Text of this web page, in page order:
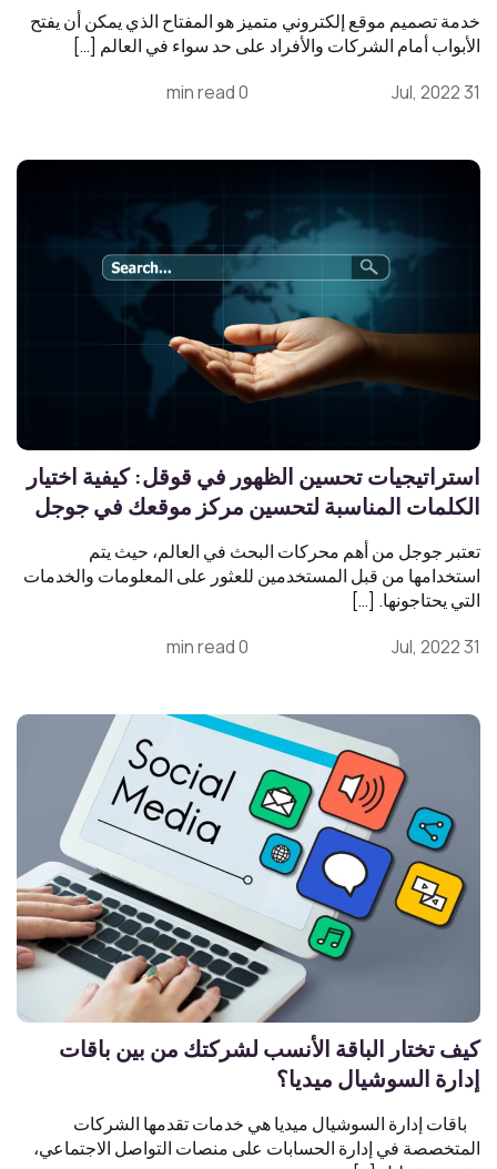
خدمة تصميم موقع إلكتروني متميز هو المفتاح الذي يمكن أن يفتح
الأبواب أمام الشركات والأفراد على حد سواء في العالم […]
31 Jul, 2022
0 min read
استراتيجيات تحسين الظهور في قوقل: كيفية اختيار
الكلمات المناسبة لتحسين مركز موقعك في جوجل
تعتبر جوجل من أهم محركات البحث في العالم، حيث يتم
استخدامها من قبل المستخدمين للعثور على المعلومات والخدمات
التي يحتاجونها. […]
31 Jul, 2022
0 min read
كيف تختار الباقة الأنسب لشركتك من بين باقات
إدارة السوشيال ميديا؟
باقات إدارة السوشيال ميديا هي خدمات تقدمها الشركات
المتخصصة في إدارة الحسابات على منصات التواصل الاجتماعي،